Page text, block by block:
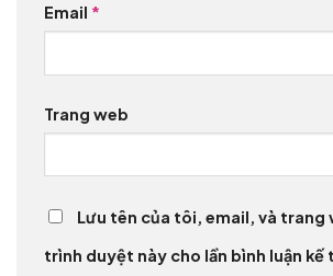
Email *
Trang web
Lưu tên của tôi, email, và trang
trình duyệt này cho lần bình luận kế